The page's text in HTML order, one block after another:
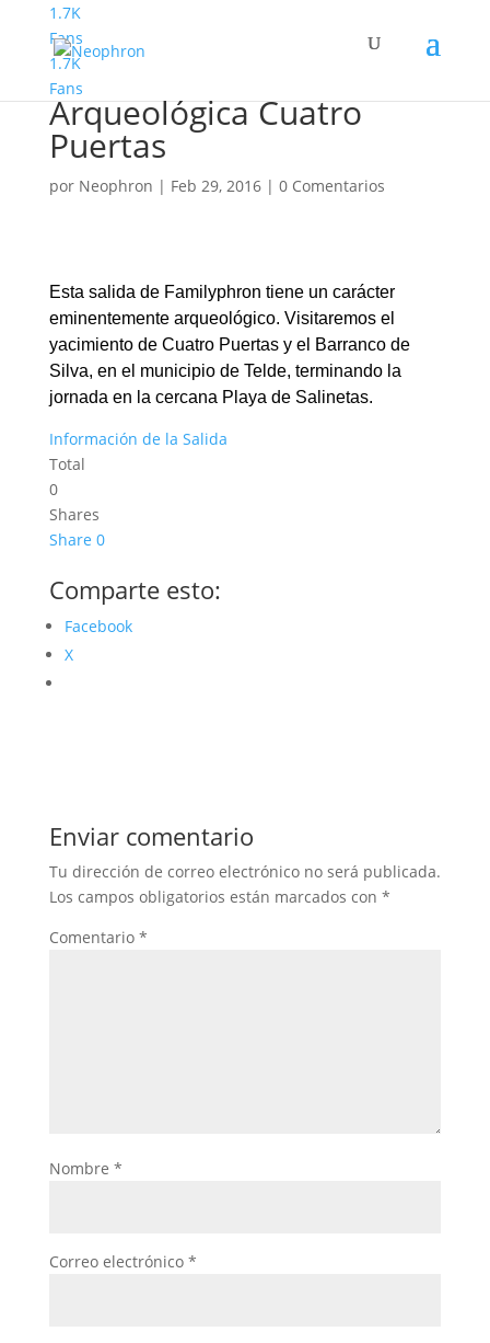
1.7K
Fans
1.7K
Fans
Familyphron Ruta
Arqueológica Cuatro
Puertas
por Neophron | Feb 29, 2016| 0 Comentarios
Esta salida de Familyphron tiene un carácter
eminentemente arqueológico. Visitaremos el
yacimiento de Cuatro Puertas y el Barranco de
Silva, en el municipio de Telde, terminando la
jornada en la cercana Playa de Salinetas.
Información de la Salida
Total
0
Shares
Share 0
Comparte esto:
Facebook
X
Enviar comentario
Tu dirección de correo electrónico no será publicada.
Los campos obligatorios están marcados con *
Comentario *
Nombre *
Correo electrónico *